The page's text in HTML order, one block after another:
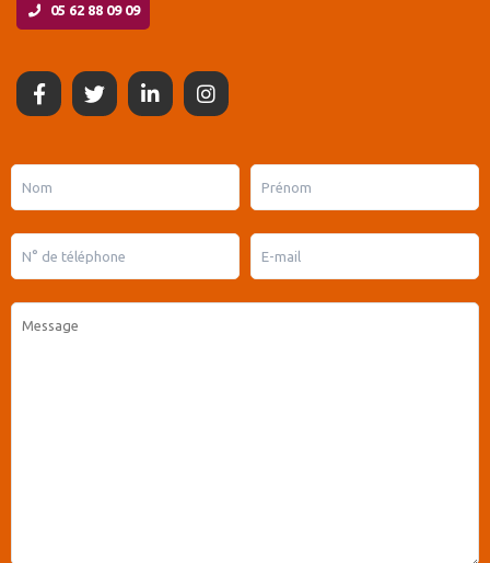
05 62 88 09 09